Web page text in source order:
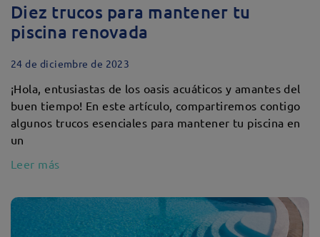
Diez trucos para mantener tu
piscina renovada
24 de diciembre de 2023
¡Hola, entusiastas de los oasis acuáticos y amantes del
buen tiempo! En este artículo, compartiremos contigo
algunos trucos esenciales para mantener tu piscina en
un
Leer más